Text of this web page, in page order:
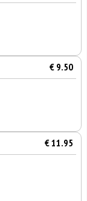
€ 9.50
€ 11.95